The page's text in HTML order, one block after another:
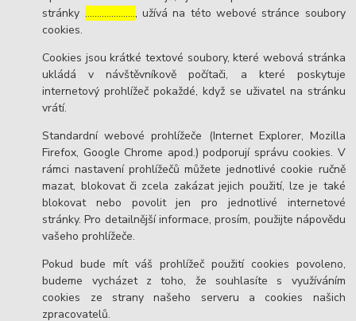
stránky …………………, užívá na této webové stránce soubory
cookies.
Cookies jsou krátké textové soubory, které webová stránka
ukládá v návštěvníkově počítači, a které poskytuje
internetový prohlížeč pokaždé, když se uživatel na stránku
vrátí.
Standardní webové prohlížeče (Internet Explorer, Mozilla
Firefox, Google Chrome apod.) podporují správu cookies. V
rámci nastavení prohlížečů můžete jednotlivé cookie ručně
mazat, blokovat či zcela zakázat jejich použití, lze je také
blokovat nebo povolit jen pro jednotlivé internetové
stránky. Pro detailnější informace, prosím, použijte nápovědu
vašeho prohlížeče.
Pokud bude mít váš prohlížeč použití cookies povoleno,
budeme vycházet z toho, že souhlasíte s využíváním
cookies ze strany našeho serveru a cookies našich
zpracovatelů.